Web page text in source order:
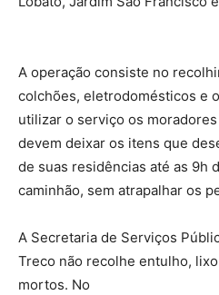
A operação consiste no
colchões, eletrodomésticos e
utilizar o serviço os
devem deixar os itens que
de suas residências até as 9h
caminhão, sem atrapalhar os
A Secretaria de Serviços
Treco não recolhe entulho,
mortos. No